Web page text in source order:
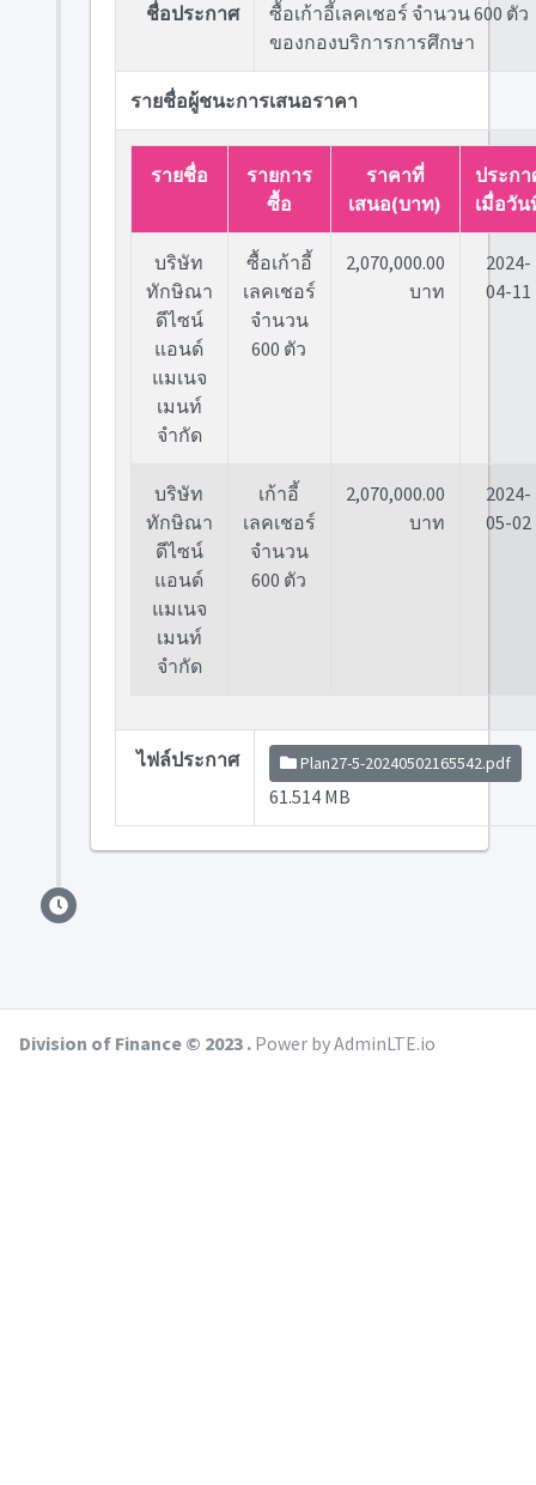
ชื่อประกาศ
ซื้อเก้าอี้เลคเชอร์ จำนวน 600 ตัว
ของกองบริการการศึกษา
รายชื่อผู้ชนะการเสนอราคา
รายชื่อ
รายการ
ซื้อ
ราคาที่
เสนอ(บาท)
ประกา
เมื่อวัน
บริษัท
ทักษิณา
ดีไซน์
แอนด์
แมเนจ
เมนท์
จำกัด
ซื้อเก้าอี้
เลคเชอร์
จำนวน
600 ตัว
2,070,000.00
บาท
2024-
04-11
บริษัท
ทักษิณา
ดีไซน์
แอนด์
แมเนจ
เมนท์
จำกัด
เก้าอี้
เลคเชอร์
จำนวน
600 ตัว
2,070,000.00
บาท
2024-
05-02
ไฟล์ประกาศ Plan27-5-20240502165542.pdf
61.514 MB
Division of Finance © 2023 . Power by AdminLTE.io